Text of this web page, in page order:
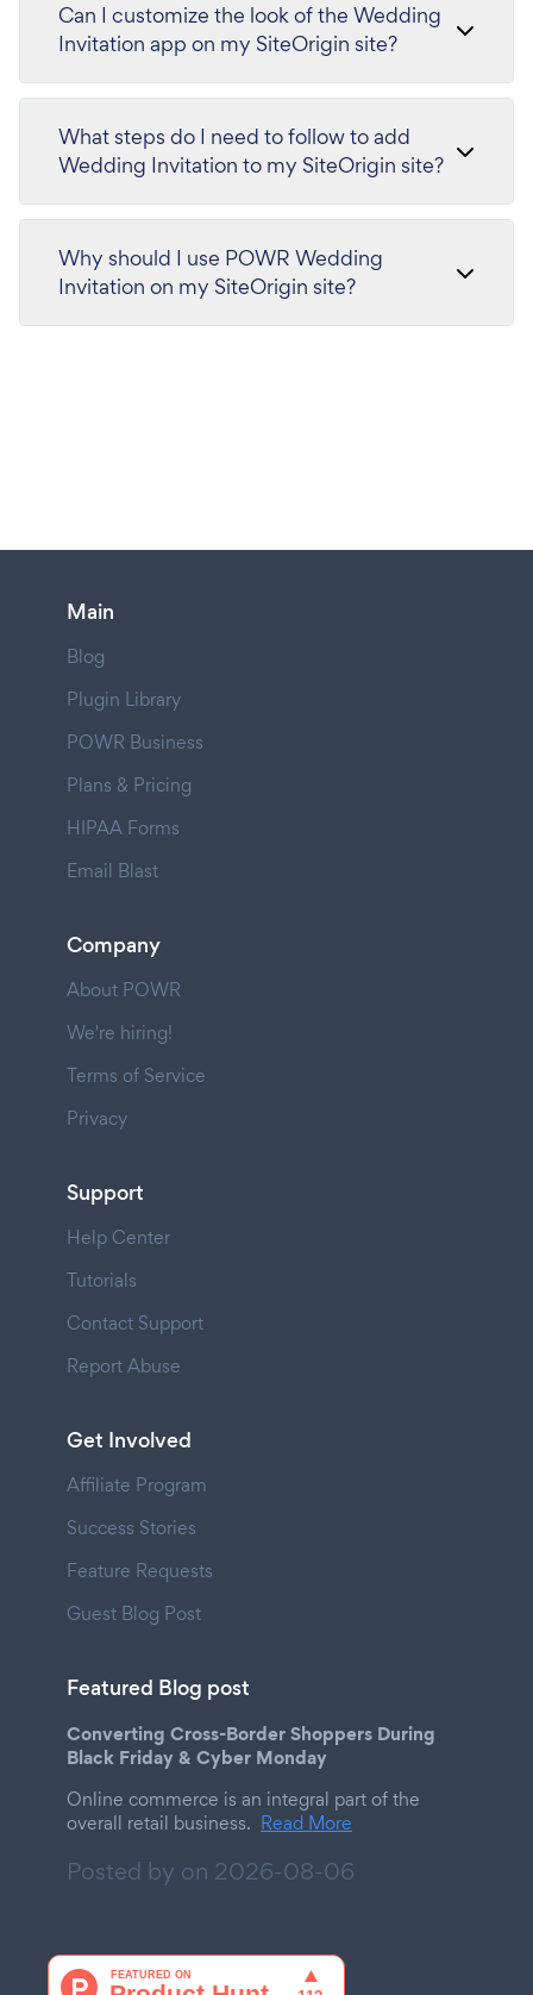
Can I customize the look of the Wedding
Invitation app on my SiteOrigin site?
What steps do I need to follow to add
Wedding Invitation to my SiteOrigin site?
Why should I use POWR Wedding
Invitation on my SiteOrigin site?
Main
Blog
Plugin Library
POWR Business
Plans & Pricing
HIPAA Forms
Email Blast
Company
About POWR
We're hiring!
Terms of Service
Privacy
Support
Help Center
Tutorials
Contact Support
Report Abuse
Get Involved
Affiliate Program
Success Stories
Feature Requests
Guest Blog Post
Featured Blog post
Converting Cross-Border Shoppers During
Black Friday & Cyber Monday
Online commerce is an integral part of the
overall retail business. Read More
Posted by on 2026-08-06